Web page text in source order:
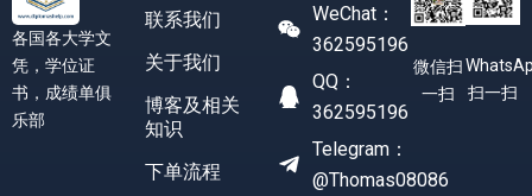
各国各大学文
凭，学位证
书，成绩单俱
乐部
联系我们
关于我们
博客及相关
知识
下单流程
WeChat：
362595196
QQ：
362595196
Telegram：
@Thomas08086
微信扫
一扫
扫一扫